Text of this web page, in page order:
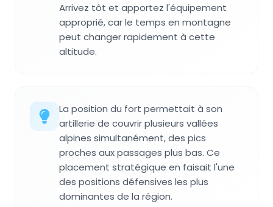
Arrivez tôt et apportez l'équipement
approprié, car le temps en montagne
peut changer rapidement à cette
altitude.
La position du fort permettait à son
artillerie de couvrir plusieurs vallées
alpines simultanément, des pics
proches aux passages plus bas. Ce
placement stratégique en faisait l'une
des positions défensives les plus
dominantes de la région.